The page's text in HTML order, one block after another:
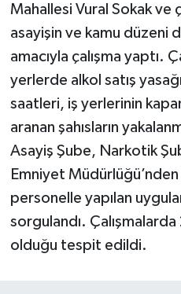
Mahallesi Vural Sokak ve
asayişin ve kamu düzeni
amacıyla çalışma yaptı.
yerlerde alkol satış
saatleri, iş yerlerinin
aranan şahısların
Asayiş Şube, Narkotik
Emniyet
personelle yapılan
sorgulandı.
olduğu tespit edildi.